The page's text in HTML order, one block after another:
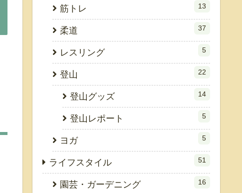
筋トレ 13
柔道 37
レスリング 5
登山 22
登山グッズ 14
登山レポート 5
ヨガ 5
ライフスタイル 51
園芸・ガーデニング 16